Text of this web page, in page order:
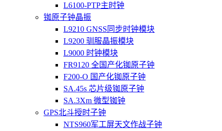
L6100-PTP主时钟
铷原子钟晶振
L9210 GNSS同步时钟模块
L9200 驯服晶振模块
L9000 时钟模块
FR9120 全国产化铷原子钟
F200-O 国产化铷原子钟
SA.45s 芯片级铷原子钟
SA.3Xm 微型铷钟
GPS北斗授时子钟
NTS960军工屏天文作战子钟